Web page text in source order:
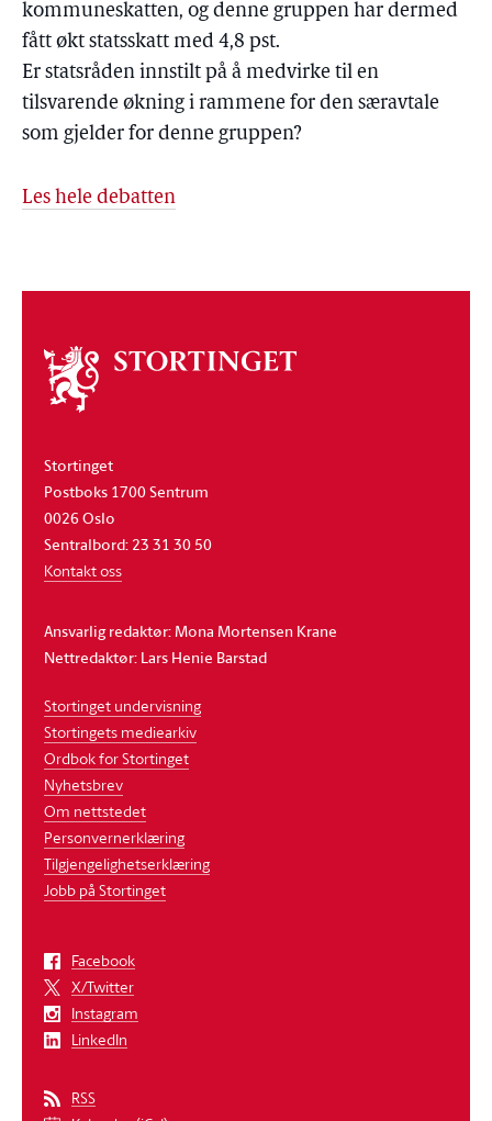
kommuneskatten, og denne gruppen har dermed
fått økt statsskatt med 4,8 pst.
Er statsråden innstilt på å medvirke til en
tilsvarende økning i rammene for den særavtale
som gjelder for denne gruppen?
Les hele debatten
Om
stortinget
Stortinget
Postboks 1700 Sentrum
0026 Oslo
Sentralbord: 23 31 30 50
Kontakt oss
Ansvarlig redaktør: Mona Mortensen Krane
Nettredaktør: Lars Henie Barstad
Stortinget undervisning
Stortingets mediearkiv
Ordbok for Stortinget
Nyhetsbrev
Om nettstedet
Personvernerklæring
Tilgjengelighetserklæring
Jobb på Stortinget
Facebook
X/Twitter
Instagram
LinkedIn
RSS